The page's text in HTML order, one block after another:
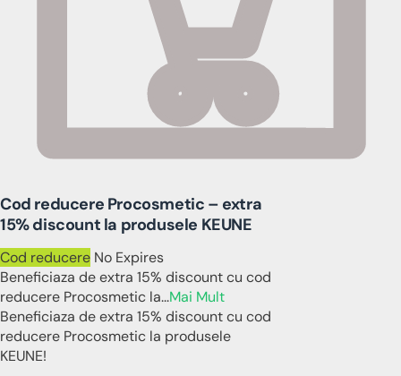
Cod reducere Procosmetic – extra
15% discount la produsele KEUNE
Cod reducere No Expires
Beneficiaza de extra 15% discount cu cod
reducere Procosmetic la...Mai Mult
Beneficiaza de extra 15% discount cu cod
reducere Procosmetic la produsele
KEUNE!